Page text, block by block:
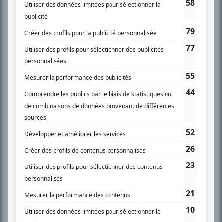
SUR LE RÉSEAU BIZZ MÉDIA
PLAN DU SITE
Accueil
Liste des oeuvres
Recherche avancée
À propos
Nous contacter
Termes et conditions
Politique de confidentialité
Gestion du consentement